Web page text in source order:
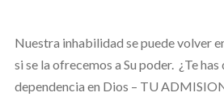
Nuestra inhabilidad se puede volver
si se la ofrecemos a Su poder. ¿Te
dependencia en Dios – TU